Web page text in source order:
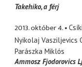
Takehiko a férj
2013. október 4.
Nyikolaj Vasziljevics
Parászka Miklós
Ammosz Fjodorovics